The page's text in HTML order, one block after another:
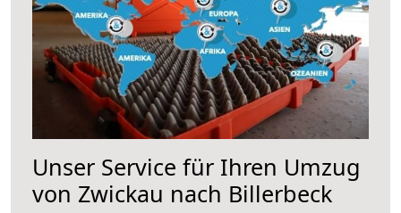
Unser Service für Ihren Umzug
von Zwickau nach Billerbeck